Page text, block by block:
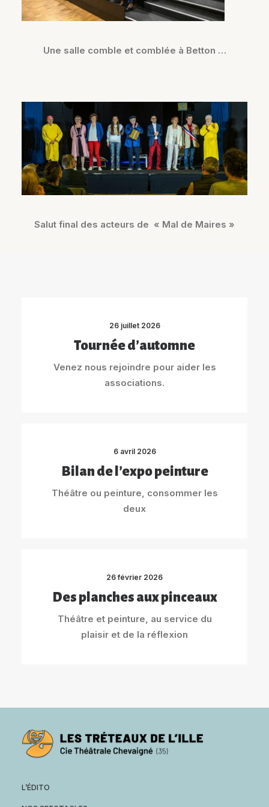
Une salle comble et comblée à Betton …
Salut final des acteurs de « Mal de Maires »
26 juillet 2026
Tournée d’automne
Venez nous rejoindre pour aider les
associations.
6 avril 2026
Bilan de l’expo peinture
Théâtre ou peinture, consommer les
deux
26 février 2026
Des planches aux pinceaux
Théâtre et peinture, au service du
plaisir et de la réflexion
L’ÉDITO